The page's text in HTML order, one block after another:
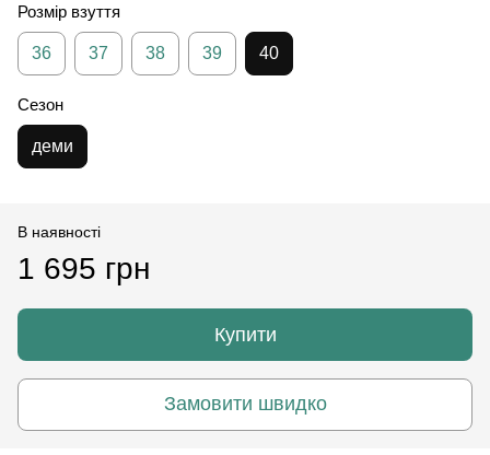
Розмір взуття
36 37 38 39 40
Сезон
деми
В наявності
1 695 грн
Купити
Замовити швидко